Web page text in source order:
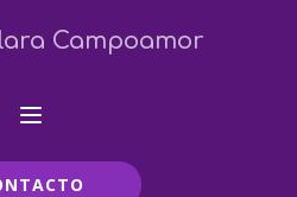
Campoamor